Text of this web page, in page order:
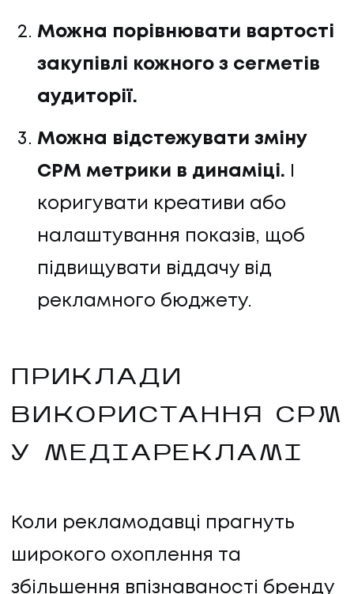
Можна порівнювати вартості
закупівлі кожного з сегметів
аудиторії.
Можна відстежувати зміну
CPM метрики в динаміці.
коригувати креативи або
налаштування показів, щоб
підвищувати віддачу від
рекламного бюджету.
ПРИКЛАДИ
ВИКОРИСТАННЯ CPM
У МЕДІАРЕКЛАМІ
Коли рекламодавці прагнуть
широкого охоплення та
збільшення впізнаваності бренду